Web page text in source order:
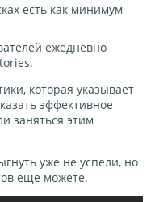
есть как минимум
ежедневно
которая указывает
эффективное
заняться этим
уже не успели, но
еще можете.